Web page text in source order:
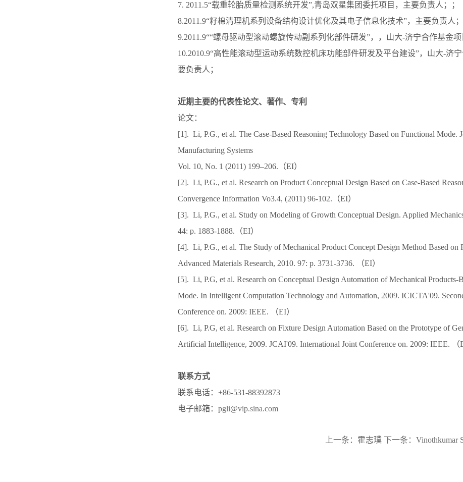
7. 2011.5“载重轮胎质量检测系统开发”,青岛双星集团委托项目，主要负责人；；
8.2011.9“籽棉清理机系列设备结构设计优化及其电子信息化技术”，主要负责人；
9.2011.9““螺母驱动型滚动螺旋传动副系列化部件研发”，，山大-济宁合作基金项
10.2010.9“高性能滚动型运动系统数控机床功能部件研发及平台建设”，山大-济
要负责人；
近期主要的代表性论文、著作、专利
论文：
[1]. Li, P.G., et al. The Case-Based Reasoning Technology Based on Functional Mode.
Manufacturing Systems
Vol. 10, No. 1 (2011) 199–206.（EI）
[2]. Li, P.G., et al. Research on Product Conceptual Design Based on Case-Based
Convergence Information Vo3.4, (2011) 96-102.（EI）
[3]. Li, P.G., et al. Study on Modeling of Growth Conceptual Design. Applied
44: p. 1883-1888.（EI）
[4]. Li, P.G., et al. The Study of Mechanical Product Concept Design Method Based on
Advanced Materials Research, 2010. 97: p. 3731-3736. （EI）
[5]. Li, P.G, et al. Research on Conceptual Design Automation of Mechanical Products-
Mode. In Intelligent Computation Technology and Automation, 2009. ICICTA'09.
Conference on. 2009: IEEE. （EI）
[6]. Li, P.G, et al. Research on Fixture Design Automation Based on the Prototype of
Artificial Intelligence, 2009. JCAI'09. International Joint Conference on. 2009: IEEE. （
联系方式
联系电话：+86-531-88392873
电子邮箱： pgli@vip.sina.com
上一条： 霍志璞 下一条： Vinothkumar